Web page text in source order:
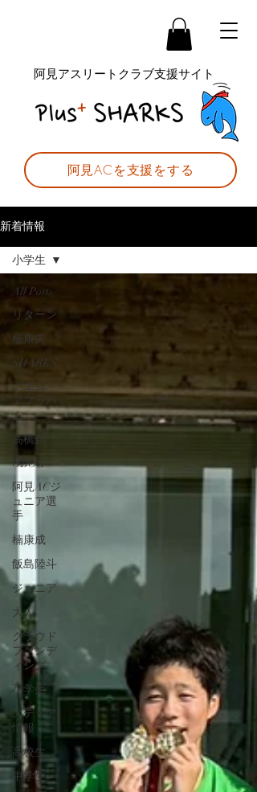
阿見アスリートクラブ支援サイト
阿見ACを支援をする
新着情報
All Posts
リターン
楠康夫
SHARKS
グエム・
アブラハ
ム
高橋創
OBOG
阿見ACジ
ュニア選
手
楠康成
飯島陸斗
ジュニア
大人
クラウド
ファンデ
ィング
小学生
メディア
情報
高校生
中学生
小学生